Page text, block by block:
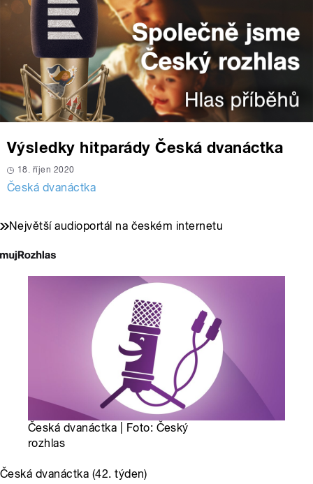
Výsledky hitparády Česká dvanáctka
18. říjen 2020
Česká dvanáctka
Největší audioportál na českém internetu
Česká dvanáctka | Foto: Český
rozhlas
Česká dvanáctka (42. týden)